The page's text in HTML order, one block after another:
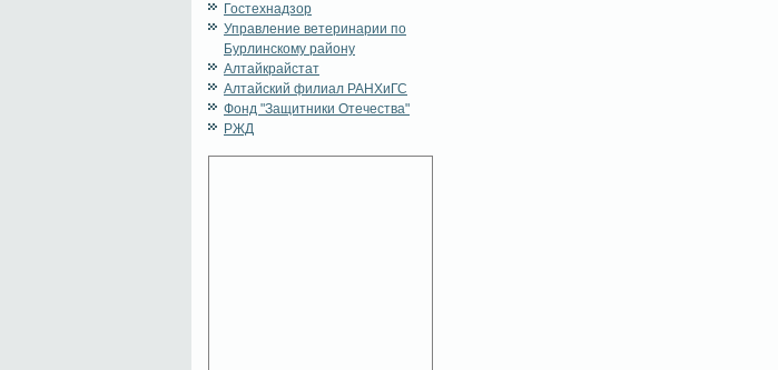
Гостехнадзор
Управление ветеринарии по
Бурлинскому району
Алтайкрайстат
Алтайский филиал РАНХиГС
Фонд "Защитники Отечества"
РЖД